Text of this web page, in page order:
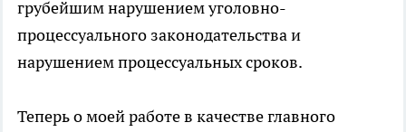
грубейшим нарушением уголовно-
процессуального законодательства и
нарушением процессуальных сроков.
Теперь о моей работе в качестве главного